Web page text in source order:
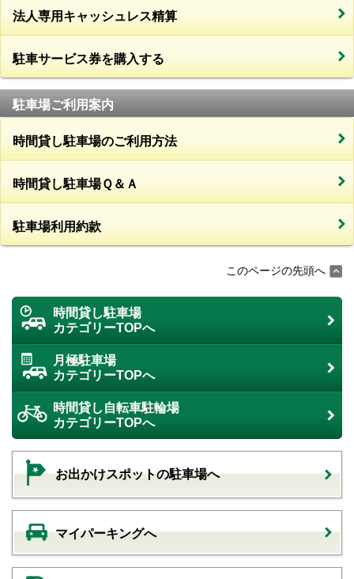
法人専用キャッシュレス精算
駐車サービス券を購入する
駐車場ご利用案内
時間貸し駐車場のご利用方法
時間貸し駐車場Ｑ＆Ａ
駐車場利用約款
このページの先頭へ
時間貸し駐車場
カテゴリーTOPへ
月極駐車場
カテゴリーTOPへ
時間貸し自転車駐輪場
カテゴリーTOPへ
お出かけスポットの駐車場へ
マイパーキングへ